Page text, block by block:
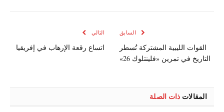
السابق
القوات الليبية المشتركة تُسطر
التاريخ في تمرين «فلينتلوك 26»
التالي
اتساع رقعة الإرهاب في إفريقيا
المقالات ذات الصلة